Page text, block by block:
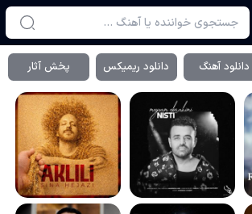
دانلود آهنگ دانلود ریمیکس پخش آثار